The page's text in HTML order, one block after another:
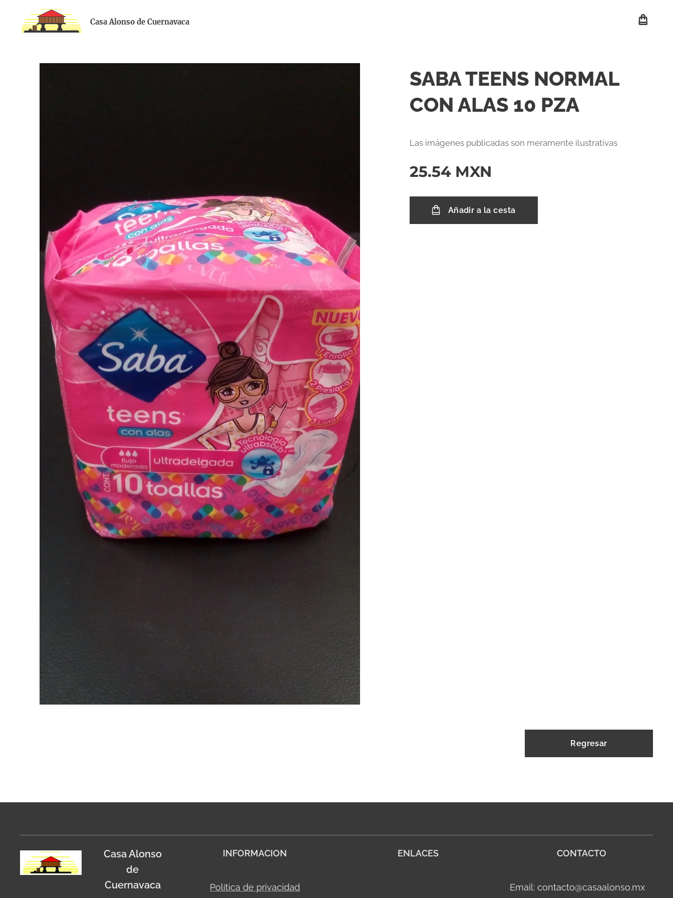
Casa Alonso de Cuernavaca
SABA TEENS NORMAL
CON ALAS 10 PZA
Las imágenes publicadas son meramente ilustrativas
25.54 MXN
Añadir a la cesta
Regresar
Casa Alonso
de
Cuernavaca
INFORMACION
Política de privacidad
ENLACES CONTACTO
Email: contacto@casaalonso.mx